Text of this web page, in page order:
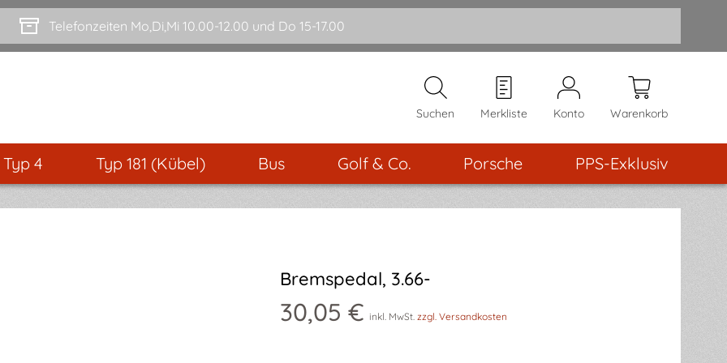
Telefonzeiten Mo,Di,Mi 10.00-12.00 und Do 15-17.00
Suchen Merkliste Konto Warenkorb
4 Typ 181 (Kübel) Bus Golf & Co. Porsche PPS-Exklusiv
Bremspedal, 3.66-
30,05 € inkl. MwSt. zzgl. Versandkosten